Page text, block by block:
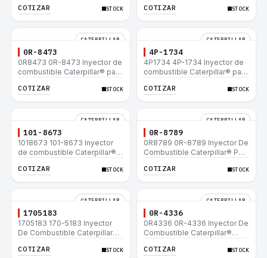
IT14B 910E
COTIZAR STOCK
320N 320-A S IT18F IT28F
COTIZAR STOCK
CATERPILLAR
0R-8473
0R8473 0R-8473 Inyector de
combustible Caterpillar® para
COTIZAR STOCK
CATERPILLAR
4P-1734
4P1734 4P-1734 Inyector de
combustible Caterpillar® para
COTIZAR STOCK
CATERPILLAR
101-8673
1018673 101-8673 Inyector
de combustible Caterpillar®
COTIZAR STOCK
CATERPILLAR
0R-8789
0R8789 0R-8789 Inyector De
Combustible Caterpillar® PM-
RM-350 SM-350
COTIZAR STOCK
CATERPILLAR
1705183
1705183 170-5183 Inyector
De Combustible Caterpillar®
12H 140G 950B
COTIZAR STOCK
CATERPILLAR
0R-4336
0R4336 0R-4336 Inyector De
Combustible Caterpillar®
12H 140G 950B
COTIZAR STOCK